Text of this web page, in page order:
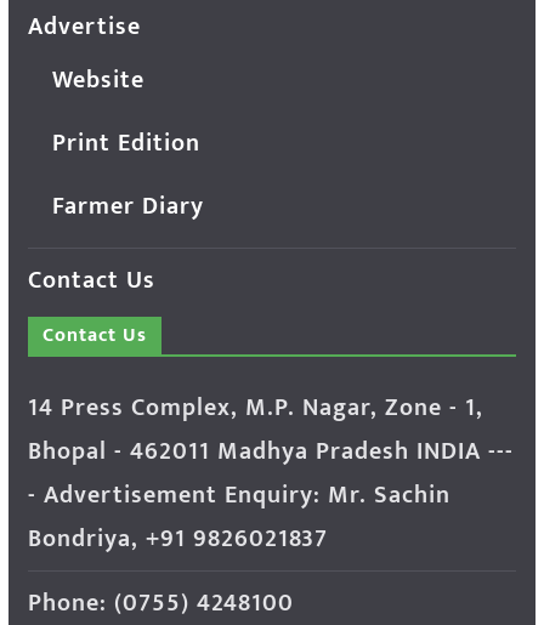
Advertise
Website
Print Edition
Farmer Diary
Contact Us
Contact Us
14 Press Complex, M.P. Nagar, Zone - 1,
Bhopal - 462011 Madhya Pradesh INDIA ---
- Advertisement Enquiry: Mr. Sachin
Bondriya, +91 9826021837
Phone: (0755) 4248100